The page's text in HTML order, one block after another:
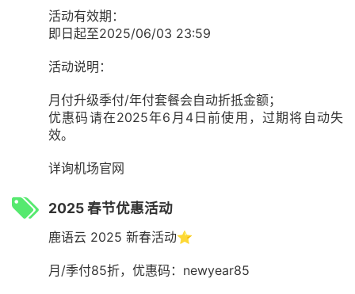
活动有效期：
即日起至2025/06/03 23:59
活动说明：
月付升级季付/年付套餐会自动折抵金额；
优惠码请在2025年6月4日前使用，过期将自动失
效。
详询机场官网
2025 春节优惠活动
鹿语云 2025 新春活动⭐️
月/季付85折，优惠码：newyear85